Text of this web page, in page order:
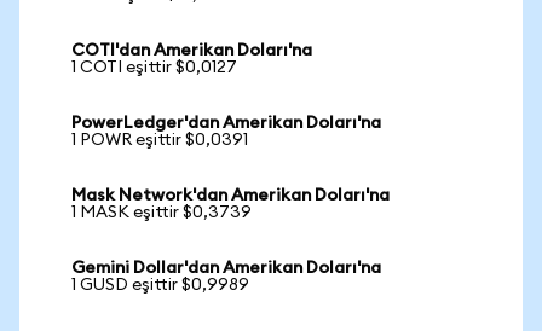
COTI'dan Amerikan Doları'na
1 COTI eşittir $0,0127
PowerLedger'dan Amerikan Doları'na
1 POWR eşittir $0,0391
Mask Network'dan Amerikan Doları'na
1 MASK eşittir $0,3739
Gemini Dollar'dan Amerikan Doları'na
1 GUSD eşittir $0,9989